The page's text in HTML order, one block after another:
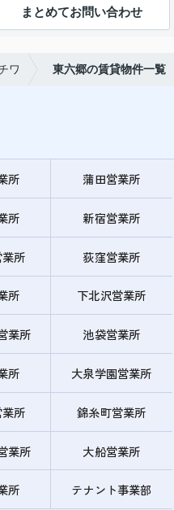
まとめてお問い合わせ
ワ 東六郷の賃貸物件一覧
所 蒲田営業所
所 新宿営業所
所 荻窪営業所
所 下北沢営業所
業所 池袋営業所
所 大泉学園営業所
所 錦糸町営業所
業所 大船営業所
所 テナント事業部